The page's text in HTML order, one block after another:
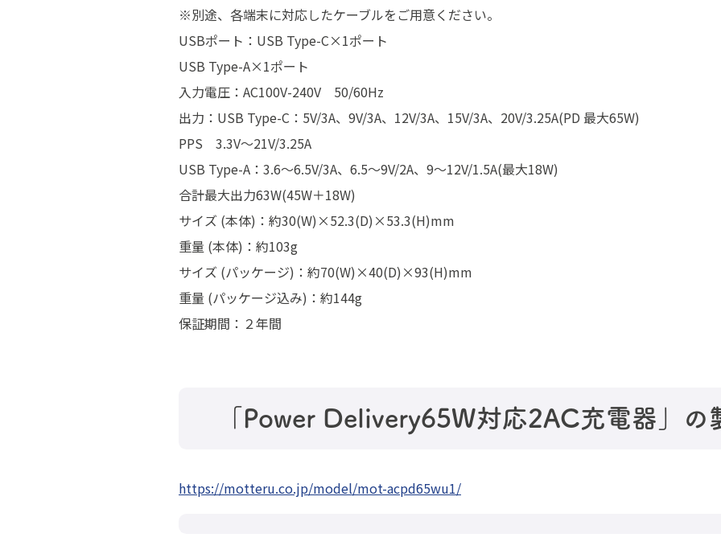
※別途、各端末に対応したケーブルをご用意ください。
USBポート：USB Type-C×1ポート
USB Type-A×1ポート
入力電圧：AC100V-240V 50/60Hz
出力：USB Type-C：5V/3A、9V/3A、12V/3A、15V/3A、20V/3.25A(PD 最大65W)
PPS 3.3V～21V/3.25A
USB Type-A：3.6～6.5V/3A、6.5～9V/2A、9～12V/1.5A(最大18W)
合計最大出力63W(45W＋18W)
サイズ (本体)：約30(W)×52.3(D)×53.3(H)mm
重量 (本体)：約103g
サイズ (パッケージ)：約70(W)×40(D)×93(H)mm
重量 (パッケージ込み)：約144g
保証期間：２年間
「Power Delivery65W対応2AC充電器」の
https://motteru.co.jp/model/mot-acpd65wu1/